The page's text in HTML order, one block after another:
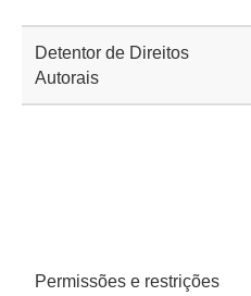
Detentor de Direitos
Autorais
Permissões e restrições